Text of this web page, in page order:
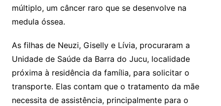
múltiplo, um câncer raro que se desenvolve na
medula óssea.
As filhas de Neuzi, Giselly e Lívia, procuraram a
Unidade de Saúde da Barra do Jucu, localidade
próxima à residência da família, para solicitar o
transporte. Elas contam que o tratamento da mãe
necessita de assistência, principalmente para o